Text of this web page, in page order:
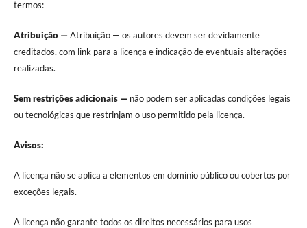
termos:
Atribuição — Atribuição — os autores devem ser devidamente
creditados, com link para a licença e indicação de eventuais alterações
realizadas.
Sem restrições adicionais — não podem ser aplicadas condições legais
ou tecnológicas que restrinjam o uso permitido pela licença.
Avisos:
A licença não se aplica a elementos em domínio público ou cobertos por
exceções legais.
A licença não garante todos os direitos necessários para usos